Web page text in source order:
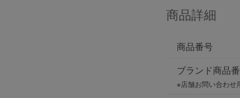
商品詳細
商品番号
ブランド商品
※店舗お問い合わせ